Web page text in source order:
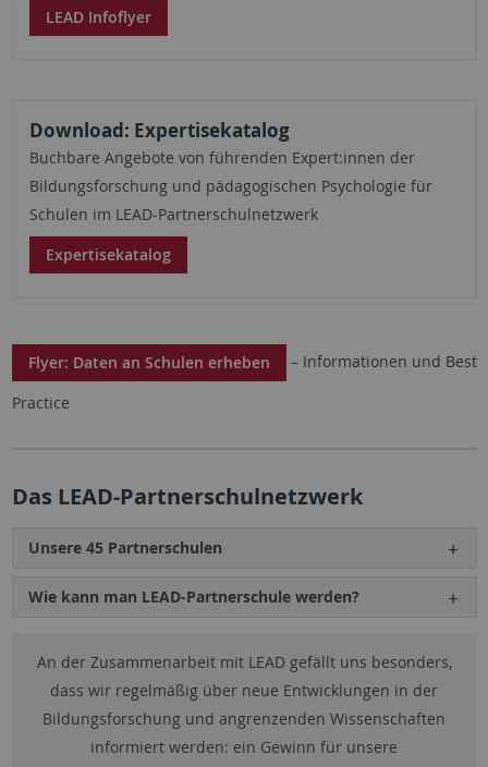
LEAD Infoflyer
Download: Expertisekatalog
Buchbare Angebote von führenden Expert:innen der
Bildungsforschung und pädagogischen Psychologie für
Schulen im LEAD-Partnerschulnetzwerk
Expertisekatalog
Flyer: Daten an Schulen erheben – Informationen und Best
Practice
Das LEAD-Partnerschulnetzwerk
Unsere 45 Partnerschulen
Wie kann man LEAD-Partnerschule werden?
An der Zusammenarbeit mit LEAD gefällt uns besonders,
dass wir regelmäßig über neue Entwicklungen in der
Bildungsforschung und angrenzenden Wissenschaften
informiert werden: ein Gewinn für unsere